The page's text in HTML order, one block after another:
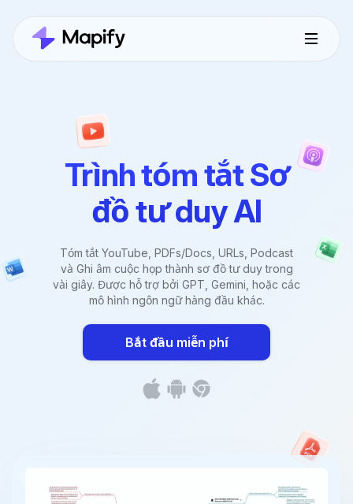
Trình tóm tắt Sơ
đồ tư duy AI
Tóm tắt YouTube, PDFs/Docs, URLs, Podcast
và Ghi âm cuộc họp thành sơ đồ tư duy trong
vài giây. Được hỗ trợ bởi GPT, Gemini, hoặc các
mô hình ngôn ngữ hàng đầu khác.
Bắt đầu miễn phí